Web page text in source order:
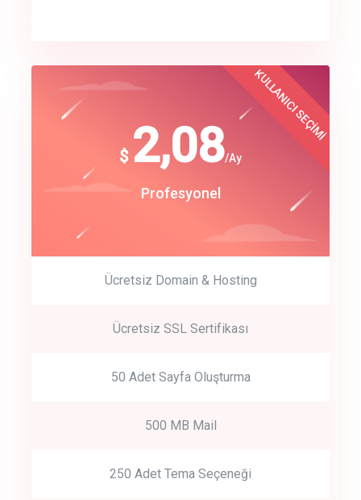
crm auto cync
track energy costs
Get Started
Start by trying our service for 30 days free trial no credit card
$ 2,08/Ay
Profesyonel
KULLANICI SEÇİMİ
Ücretsiz Domain & Hosting
Ücretsiz SSL Sertifikası
50 Adet Sayfa Oluşturma
500 MB Mail
250 Adet Tema Seçeneği
$
180
Start Up
Best Choice